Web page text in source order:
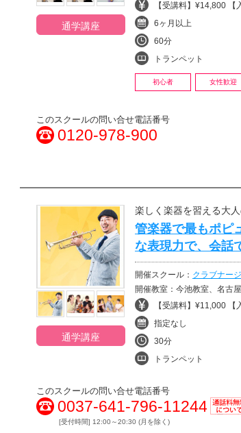
通学講座
【受講料】¥14,800
6ヶ月以上
60分
トランペット
初心者 女性歓迎
このスクールの問い合せ電話番号
0120-978-900
通学講座
楽しく楽器を習える大
管楽器で最もポピ
な表現力で、会話
開催スクール： クラブナー
開催教室：今池教室、名古
【受講料】¥11,000
指定なし
30分
トランペット
このスクールの問い合せ電話番号
0037-641-796-11244
[受付時間] 12:00～20:30 (月を除く)